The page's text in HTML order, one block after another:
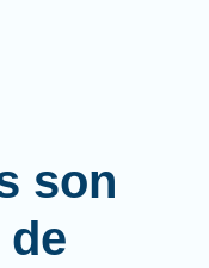
son